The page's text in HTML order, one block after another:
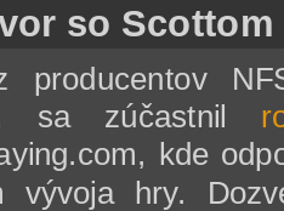
so
producentov
sa zúčastnil
kde
vývoja hry.